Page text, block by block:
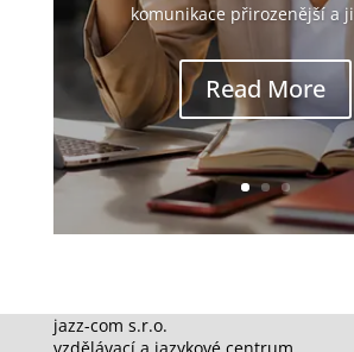
komunikace přirozenější a
Read More
jazz-com s.r.o.
vzdělávací a jazykové centrum